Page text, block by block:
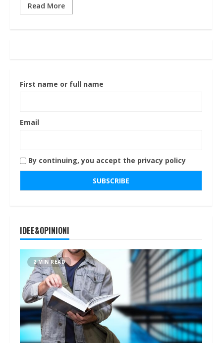
Read More
First name or full name
Email
By continuing, you accept the privacy policy
IDEE&OPINIONI
2 MIN READ